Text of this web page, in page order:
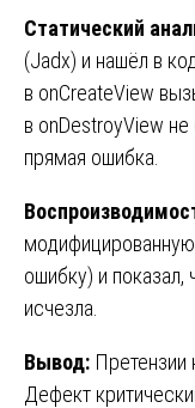
Статический
(Jadx) и нашёл в
в onCreateView
в onDestroyView
прямая ошибка.
ошибку) и показал,
исчезла.
Вывод: Претензии
Дефект